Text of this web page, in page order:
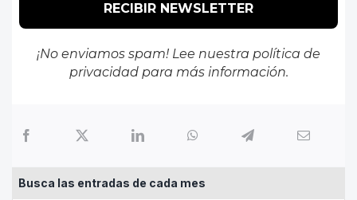
¡No enviamos spam! Lee nuestra política de
privacidadpara más información.
Busca las entradas de cada mes